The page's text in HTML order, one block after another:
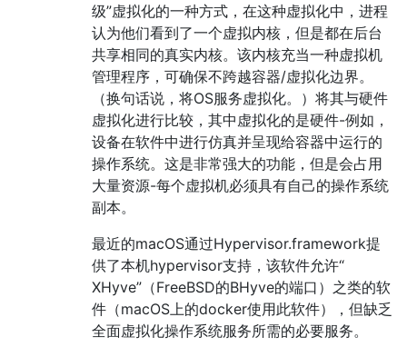
级”虚拟化的一种方式，在这种虚拟化中，进程
认为他们看到了一个虚拟内核，但是都在后台
共享相同的真实内核。该内核充当一种虚拟机
管理程序，可确保不跨越容器/虚拟化边界。
（换句话说，将OS服务虚拟化。）将其与硬件
虚拟化进行比较，其中虚拟化的是硬件-例如，
设备在软件中进行仿真并呈现给容器中运行的
操作系统。这是非常强大的功能，但是会占用
大量资源-每个虚拟机必须具有自己的操作系统
副本。
最近的macOS通过Hypervisor.framework提
供了本机hypervisor支持，该软件允许“
XHyve”（FreeBSD的BHyve的端口）之类的软
件（macOS上的docker使用此软件），但缺乏
全面虚拟化操作系统服务所需的必要服务。